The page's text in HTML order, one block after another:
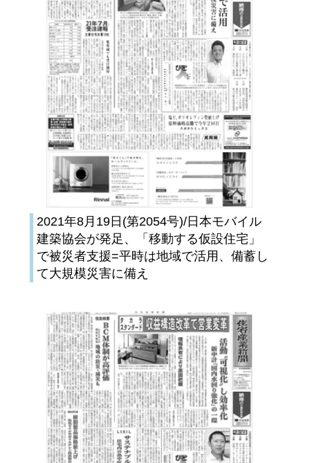
2021年8月19日(第2054号)/日本モバイル
建築協会が発足、「移動する仮設住宅」
で被災者支援=平時は地域で活用、備蓄し
て大規模災害に備え